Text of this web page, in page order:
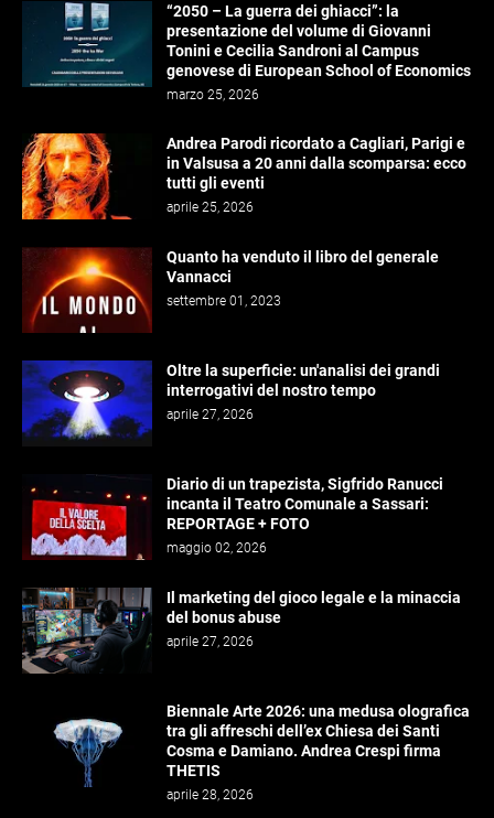
“2050 – La guerra dei ghiacci”: la
presentazione del volume di Giovanni
Tonini e Cecilia Sandroni al Campus
genovese di European School of Economics
marzo 25, 2026
Andrea Parodi ricordato a Cagliari, Parigi e
in Valsusa a 20 anni dalla scomparsa: ecco
tutti gli eventi
aprile 25, 2026
Quanto ha venduto il libro del generale
Vannacci
settembre 01, 2023
Oltre la superficie: un'analisi dei grandi
interrogativi del nostro tempo
aprile 27, 2026
Diario di un trapezista, Sigfrido Ranucci
incanta il Teatro Comunale a Sassari:
REPORTAGE + FOTO
maggio 02, 2026
Il marketing del gioco legale e la minaccia
del bonus abuse
aprile 27, 2026
Biennale Arte 2026: una medusa olografica
tra gli affreschi dell’ex Chiesa dei Santi
Cosma e Damiano. Andrea Crespi firma
THETIS
aprile 28, 2026